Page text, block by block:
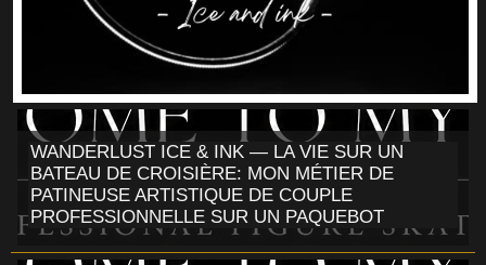
WANDERLUST ICE & INK — LA VIE SUR UN
BATEAU DE CROISIÈRE: MON MÉTIER DE
PATINEUSE ARTISTIQUE DE COUPLE
PROFESSIONNELLE SUR UN PAQUEBOT